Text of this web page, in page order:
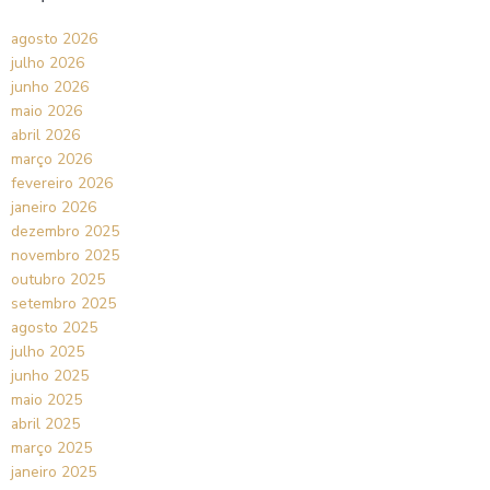
agosto 2026
julho 2026
junho 2026
maio 2026
abril 2026
março 2026
fevereiro 2026
janeiro 2026
dezembro 2025
novembro 2025
outubro 2025
setembro 2025
agosto 2025
julho 2025
junho 2025
maio 2025
abril 2025
março 2025
janeiro 2025